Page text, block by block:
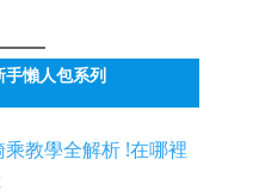
懶人包系列
教學全解析 !在哪裡